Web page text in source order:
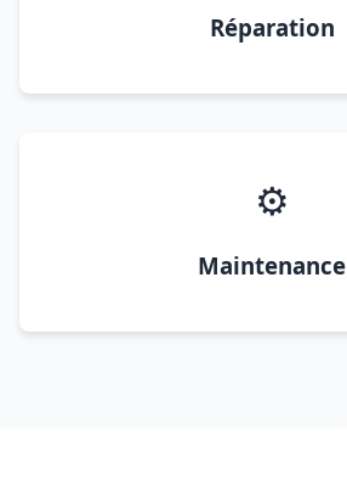
Réparation
⚙️
Maintenance